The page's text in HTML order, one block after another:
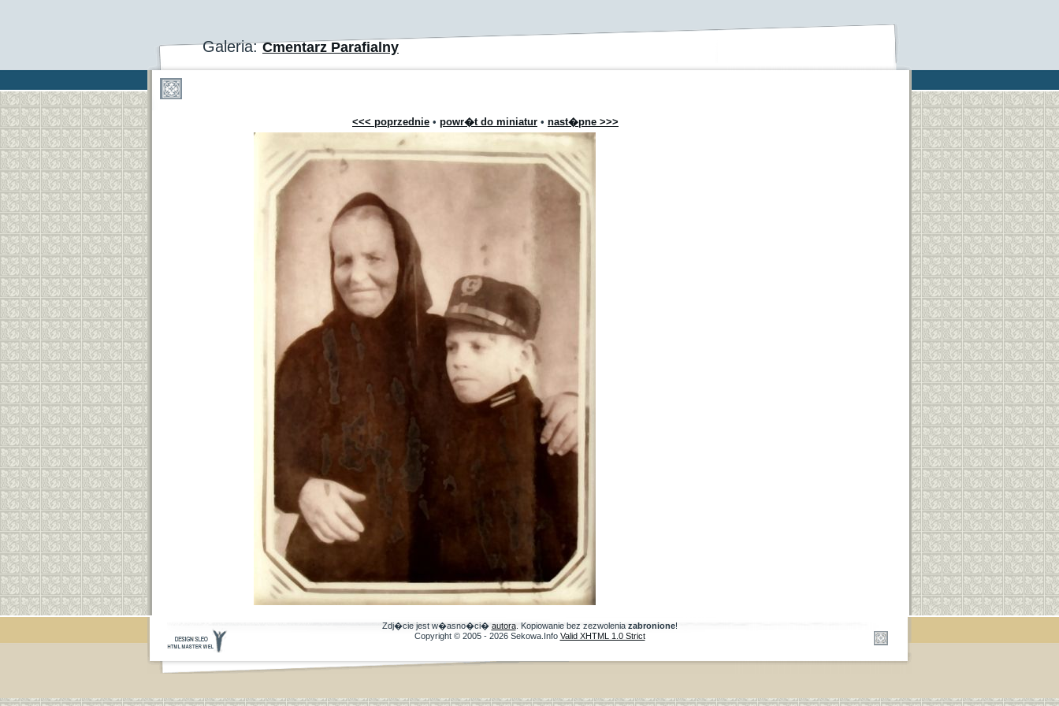
Galeria:Cmentarz Parafialny
<<< poprzednie • powr�t do miniatur • nast�pne >>>
Zdj�cie jest w�asno�ci� autora. Kopiowanie bez zezwolenia zabronione!
Copyright © 2005 - 2026 Sekowa.Info Valid XHTML 1.0 Strict